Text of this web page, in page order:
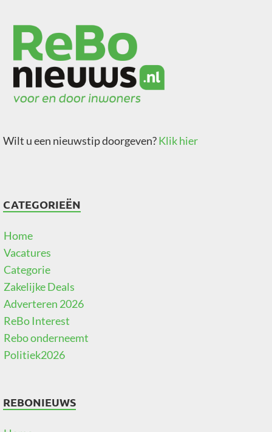
Wilt u een nieuwstip doorgeven?Klik hier
CATEGORIEËN
Home
Vacatures
Categorie
Zakelijke Deals
Adverteren 2026
ReBo Interest
Rebo onderneemt
Politiek2026
REBONIEUWS